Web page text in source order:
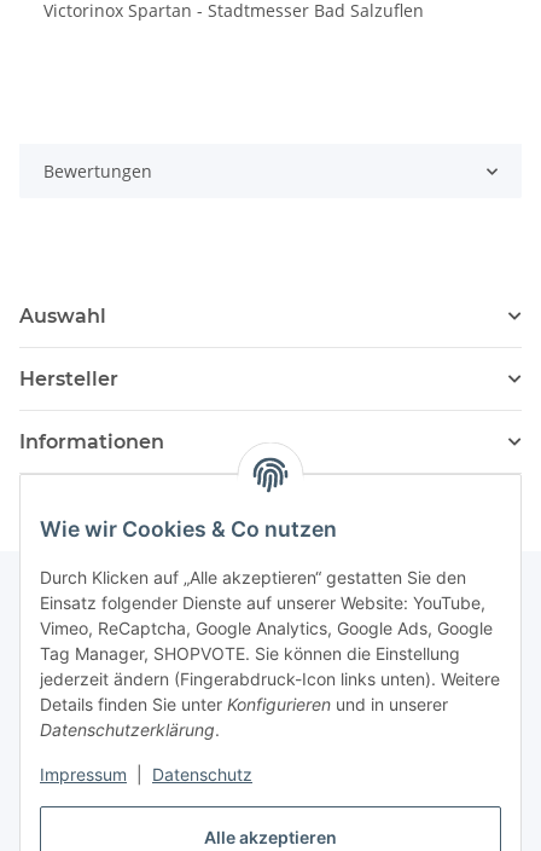
Alle akzeptieren
Wie wir Cookies & Co nutzen
Durch Klicken auf „Alle akzeptieren“ gestatten Sie den
Einsatz folgender Dienste auf unserer Website: YouTube,
Vimeo, ReCaptcha, Google Analytics, Google Ads, Google
Tag Manager, SHOPVOTE. Sie können die Einstellung
jederzeit ändern (Fingerabdruck-Icon links unten). Weitere
Details finden Sie unter Konfigurieren und in unserer
Datenschutzerklärung.
Impressum Datenschutz
Victorinox Spartan - Stadtmesser Bad Salzuflen
Bewertungen
Auswahl
Hersteller
Informationen
Newsletter Abonnieren
Bitte senden Sie mir entsprechend Ihrer
Datenschutzerklärung
regelmäßig und jederzeit widerruflich
Informationen zu Ihrem Produktsortiment per E-Mail zu.
Abonnieren
Newsletter Abonnieren